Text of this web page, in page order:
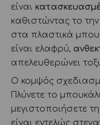
είναι
καθιστώντας το την
στα πλαστικά
είναι ελαφρύ,
απελευθερώνει
Ο κομψός
Πλύνετε το
μεγιστοποιήσετε
είναι εντελώς